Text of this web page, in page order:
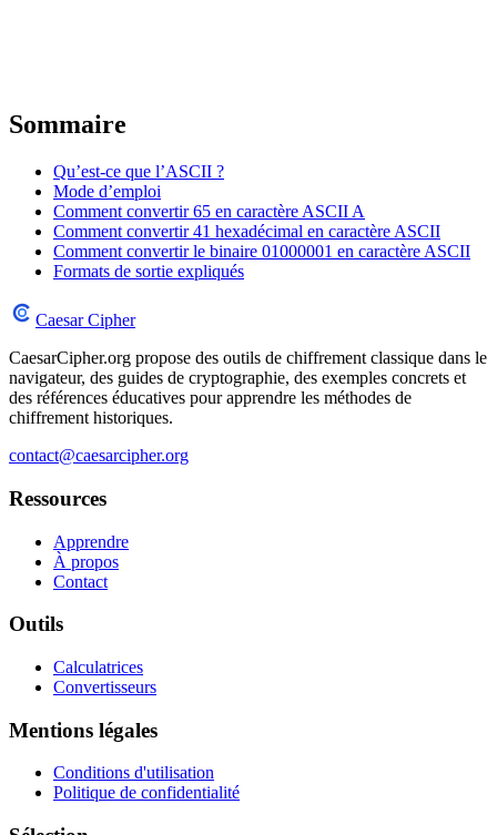
Sommaire
Qu’est-ce que l’ASCII ?
Mode d’emploi
Comment convertir 65 en caractère ASCII A
Comment convertir 41 hexadécimal en caractère ASCII
Comment convertir le binaire 01000001 en caractère ASCII
Formats de sortie expliqués
Caesar Cipher
CaesarCipher.org propose des outils de chiffrement classique dans le
navigateur, des guides de cryptographie, des exemples concrets et
des références éducatives pour apprendre les méthodes de
chiffrement historiques.
contact@caesarcipher.org
Ressources
Apprendre
À propos
Contact
Outils
Calculatrices
Convertisseurs
Mentions légales
Conditions d'utilisation
Politique de confidentialité